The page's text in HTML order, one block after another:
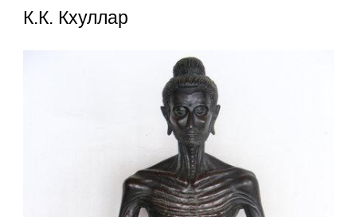
К.К. Кхуллар